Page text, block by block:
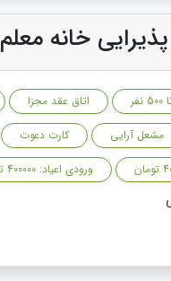
پذیرایی خانه
اتاق عقد مجزا
مشعل آرایی کارت دعوت
ورودی اعیاد: 400000 تومان